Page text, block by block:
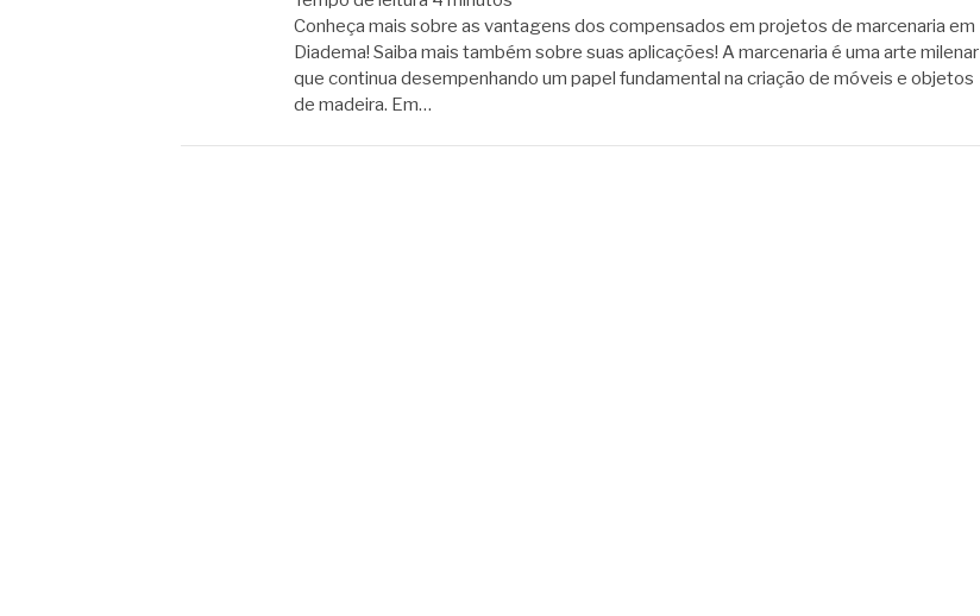
Conheça mais sobre as vantagens dos compensados em projetos de marcenaria em
Diadema! Saiba mais também sobre suas aplicações! A marcenaria é uma arte milenar
que continua desempenhando um papel fundamental na criação de móveis e objetos
de madeira. Em…